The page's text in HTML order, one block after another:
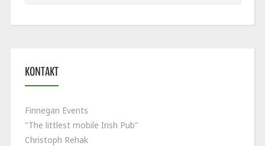
KONTAKT
Finnegan Events
"The littlest mobile Irish Pub"
Christoph Rehak